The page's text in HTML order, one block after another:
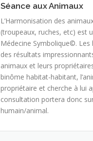
Séance aux Animaux
L’Harmonisation des
(troupeaux, ruches, etc) est
Médecine Symbolique©.
des résultats
animaux et leurs
binôme habitat-habitant,
propriétaire et cherche à lui
consultation portera donc
humain/animal.